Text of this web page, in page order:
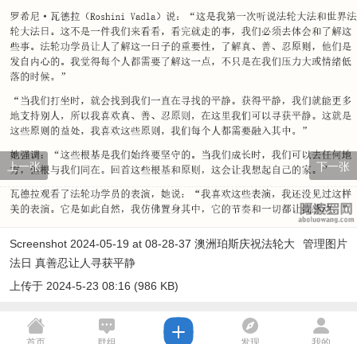
上一张 下一张
管理图片
Screenshot 2024-05-19 at 08-28-37 澳洲珀斯庆祝法轮大
法日 真善忍让人寻获平静
上传于 2024-5-23 08:16 (986 KB)